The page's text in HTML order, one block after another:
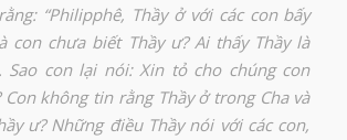
“Philipphê, Thầy ở với các con bấy
con chưa biết Thầy ư? Ai thấy Thầy là
Sao con lại nói: Xin tỏ cho chúng con
Con không tin rằng Thầy ở trong Cha và
ư? Những điều Thầy nói với các con,